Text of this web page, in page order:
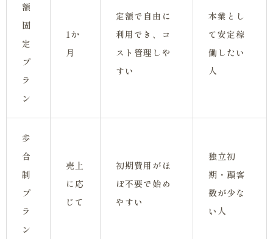
額
固
定
プ
ラ
ン
1か
月
定額で自由に
利用でき、コ
スト管理しや
すい
本業とし
て安定稼
働したい
人
歩
合
制
プ
ラ
ン
売上
に応
じて
初期費用がほ
ぼ不要で始め
やすい
独立初
期・顧客
数が少な
い人